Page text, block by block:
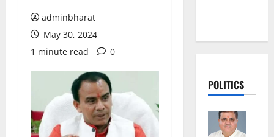
adminbharat
May 30, 2024
1 minute read
0
POLITICS